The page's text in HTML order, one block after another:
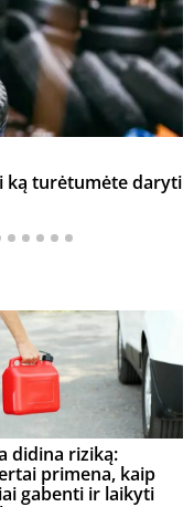
ką turėtumėte daryti
didina riziką:
primena, kaip
gabenti ir laikyti